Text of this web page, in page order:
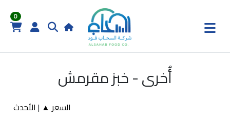
0
أُخرى - خبز مقرمش
السعر ▲ | الأحدث